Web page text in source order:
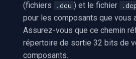
(fichiers
.dcu ) et le fichier
pour les composants que vous
Assurez-vous que ce chemin
répertoire de sortie 32 bits de
composants.